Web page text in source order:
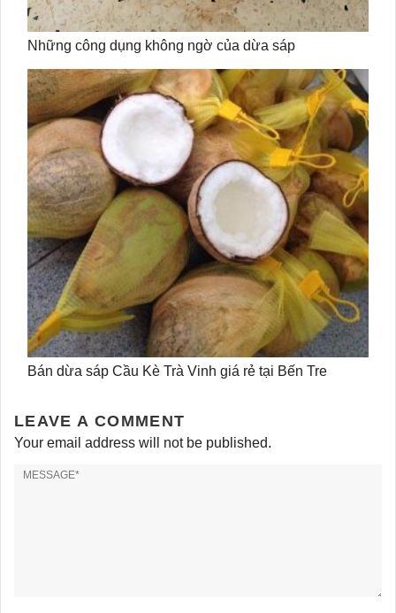
Những công dụng không ngờ của dừa sáp
Bán dừa sáp Cầu Kè Trà Vinh giá rẻ tại Bến Tre
LEAVE A COMMENT
Your email address will not be published.